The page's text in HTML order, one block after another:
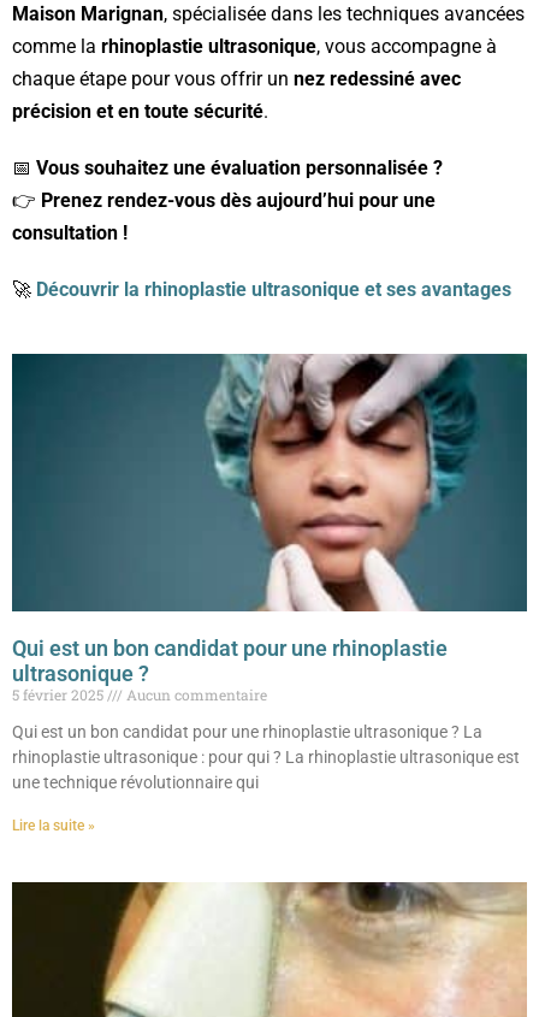
Maison Marignan, spécialisée dans les techniques avancées
comme la rhinoplastie ultrasonique, vous accompagne à
chaque étape pour vous offrir un nez redessiné avec
précision et en toute sécurité.
📅 Vous souhaitez une évaluation personnalisée ?
👉 Prenez rendez-vous dès aujourd’hui pour une
consultation !
🚀 Découvrir la rhinoplastie ultrasonique et ses avantages
Qui est un bon candidat pour une rhinoplastie
ultrasonique ?
5 février 2025
Aucun commentaire
Qui est un bon candidat pour une rhinoplastie ultrasonique ? La
rhinoplastie ultrasonique : pour qui ? La rhinoplastie ultrasonique est
une technique révolutionnaire qui
Lire la suite »